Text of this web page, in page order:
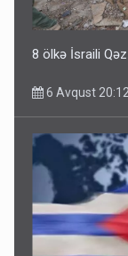
8 ölkə İsraili
6 Avqust 20:12